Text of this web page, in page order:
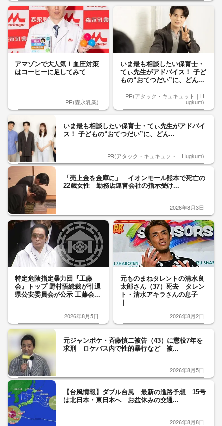
アマゾンで大人気！血圧対策
はコーヒーに足してみて
PR(森永乳業)
いま最も相談したい保育士・
てぃ先生がアドバイス！ 子ど
もの“おてつだい”に、どん...
PR(アタック・キュキュット｜H
ugkum)
いま最も相談したい保育士・てぃ先生がアドバイ
ス！ 子どもの“おてつだい”に、どん...
PR(アタック・キュキュット｜Hugkum)
「売上金を金庫に」 イオンモール熊本で死亡の
22歳女性 勤務店運営会社の指示受け...
2026年8月3日
特定危険指定暴力団『工藤
会』トップ 野村悟総裁が引退
県公安委員会が公示 工藤会...
2026年8月5日
元ものまねタレントの清水良
太郎さん（37）死去 タレン
ト・清水アキラさんの息子
｜...
2026年8月2日
元ジャンポケ・斉藤慎二被告（43）に懲役7年を
求刑 ロケバス内で性的暴行など 被...
2026年8月5日
【台風情報】ダブル台風 最新の進路予想 15号
は北日本・東日本へ お盆休みの交通...
2026年8月8日